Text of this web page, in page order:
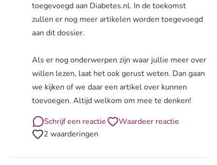
toegevoegd aan Diabetes.nl. In de toekomst
zullen er nog meer artikelen worden toegevoegd
aan dit dossier.
Als er nog onderwerpen zijn waar jullie meer over
willen lezen, laat het ook gerust weten. Dan gaan
we kijken of we daar een artikel over kunnen
toevoegen. Altijd welkom om mee te denken!
Schrijf een reactie
Waardeer reactie
2 waarderingen